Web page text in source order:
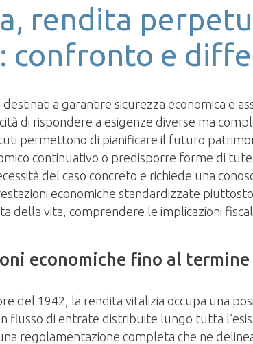
rendita
confronto e
a garantire sicurezza economica e
di rispondere a esigenze diverse ma
permettono di pianificare il futuro
continuativo o predisporre forme di
del caso concreto e richiede una
economiche standardizzate
della vita, comprendere le implicazioni
economiche fino al
del 1942, la rendita vitalizia occupa una
flusso di entrate distribuite lungo tutta
regolamentazione completa che ne